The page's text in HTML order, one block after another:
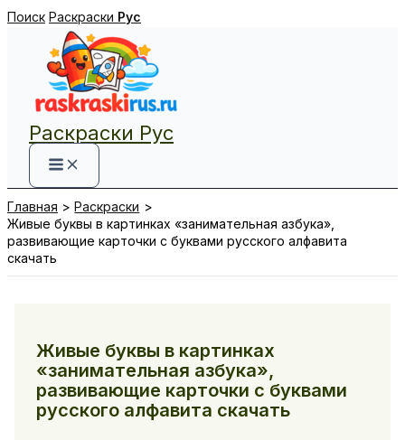
Перейти
содержимому
Поиск Раскраски Рус
Раскраски Рус
Главная
Раскраски
Живые буквы в картинках «занимательная азбука»,
развивающие карточки с буквами русского алфавита
скачать
Живые буквы в картинках
«занимательная азбука»,
развивающие карточки с буквами
русского алфавита скачать